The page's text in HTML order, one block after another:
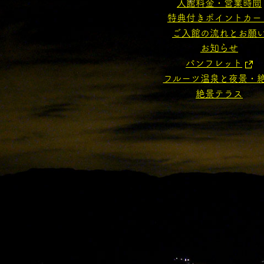
入館料金・営業時間
特典付きポイントカー
ご入館の流れとお願
お知らせ
パンフレット
フルーツ温泉と夜景・
絶景テラス